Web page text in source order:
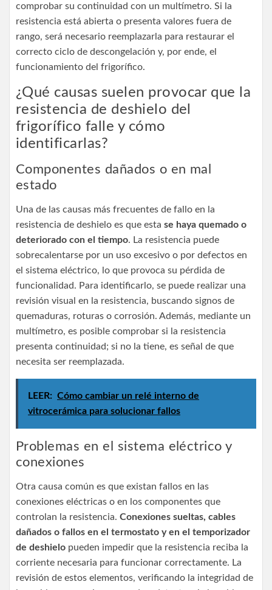
comprobar su continuidad con un multímetro. Si la
resistencia está abierta o presenta valores fuera de
rango, será necesario reemplazarla para restaurar el
correcto ciclo de descongelación y, por ende, el
funcionamiento del frigorífico.
¿Qué causas suelen provocar que la
resistencia de deshielo del
frigorífico falle y cómo
identificarlas?
Componentes dañados o en mal
estado
Una de las causas más frecuentes de fallo en la
resistencia de deshielo es que esta se haya quemado o
deteriorado con el tiempo. La resistencia puede
sobrecalentarse por un uso excesivo o por defectos en
el sistema eléctrico, lo que provoca su pérdida de
funcionalidad. Para identificarlo, se puede realizar una
revisión visual en la resistencia, buscando signos de
quemaduras, roturas o corrosión. Además, mediante un
multímetro, es posible comprobar si la resistencia
presenta continuidad; si no la tiene, es señal de que
necesita ser reemplazada.
LEER: Cómo cambiar un relé interno de
vitrocerámica para solucionar fallos
Problemas en el sistema eléctrico y
conexiones
Otra causa común es que existan fallos en las
conexiones eléctricas o en los componentes que
controlan la resistencia. Conexiones sueltas, cables
dañados o fallos en el termostato y en el temporizador
de deshielo pueden impedir que la resistencia reciba la
corriente necesaria para funcionar correctamente. La
revisión de estos elementos, verificando la integridad de